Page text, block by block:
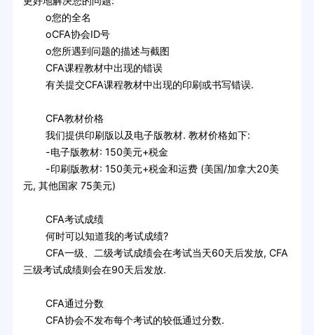
o您的全名
oCFA协会ID号
o您所遇到问题的描述与截图
CFA课程教材中出现的错误
有关提交CFA课程教材中出现的印刷或书写错误.
CFA教材价格
我们提供印刷版以及电子版教材. 教材价格如下:
-电子版教材: 150美元+税金
-印刷版教材: 150美元+税金和运费 (美国/加拿大20美
元, 其他国家 75美元)
CFA考试成绩
何时可以知道我的考试成绩?
CFA一级、二级考试成绩会在考试当天60天后发放, CFA
三级考试成绩则会在90天后发放.
CFA通过分数
CFA协会不发布每个考试的较低通过分数.